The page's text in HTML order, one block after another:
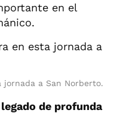
en el
a San Norberto.
de profunda